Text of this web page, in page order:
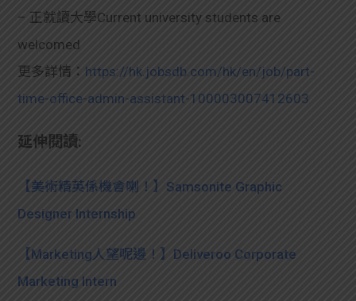
– 正就讀大學Current university students are
welcomed
更多詳情： https://hk.jobsdb.com/hk/en/job/part-
time-office-admin-assistant-100003007412603
延伸閱讀:
【美術精英係機會喇！】Samsonite Graphic
Designer Internship
【Marketing人望呢邊！】Deliveroo Corporate
Marketing Intern